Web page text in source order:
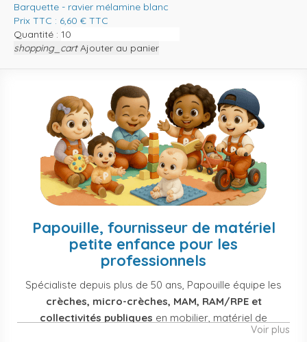
Barquette - ravier mélamine blanc
Prix TTC : 6,60 € TTC
Quantité :
shopping_cart Ajouter au panier
Papouille, fournisseur de matériel
petite enfance pour les
professionnels
Spécialiste depuis plus de 50 ans, Papouille équipe les
crèches, micro-crèches, MAM, RAM/RPE et
collectivités publiques en mobilier, matériel de
puériculture, jouets et équipement pour structures
Voir plus